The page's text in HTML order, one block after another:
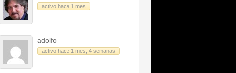
activo hace 1 mes
adolfo
activo hace 1 mes, 4 semanas